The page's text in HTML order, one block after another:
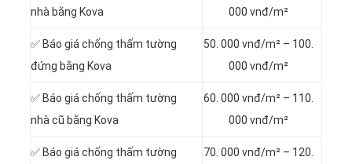
nhà bằng Kova
000 vnđ/m²
✅ Báo giá chống thấm tường
đứng bằng Kova
50. 000 vnđ/m² – 100.
000 vnđ/m²
✅ Báo giá chống thấm tường
nhà cũ bằng Kova
60. 000 vnđ/m² – 110.
000 vnđ/m²
✅ Báo giá chống thấm tường
70. 000 vnđ/m² – 120.